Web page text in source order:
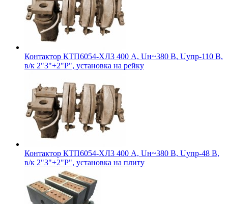
Контактор КТП6054-ХЛ3 400 А, Uн~380 В, Uупр-110 В,
в/к 2"З"+2"Р", установка на рейку
Контактор КТП6054-ХЛ3 400 А, Uн~380 В, Uупр-48 В,
в/к 2"З"+2"Р", установка на плиту